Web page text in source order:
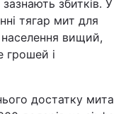
збитків. У
тягар мит для
вищий,
грошей і
достатку мита